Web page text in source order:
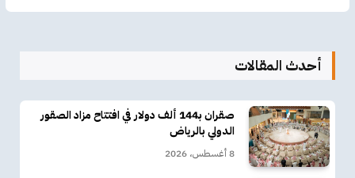
أحدث المقالات
صقران بـ144 ألف دولار في افتتاح مزاد الصقور
الدولي بالرياض
8 أغسطس، 2026